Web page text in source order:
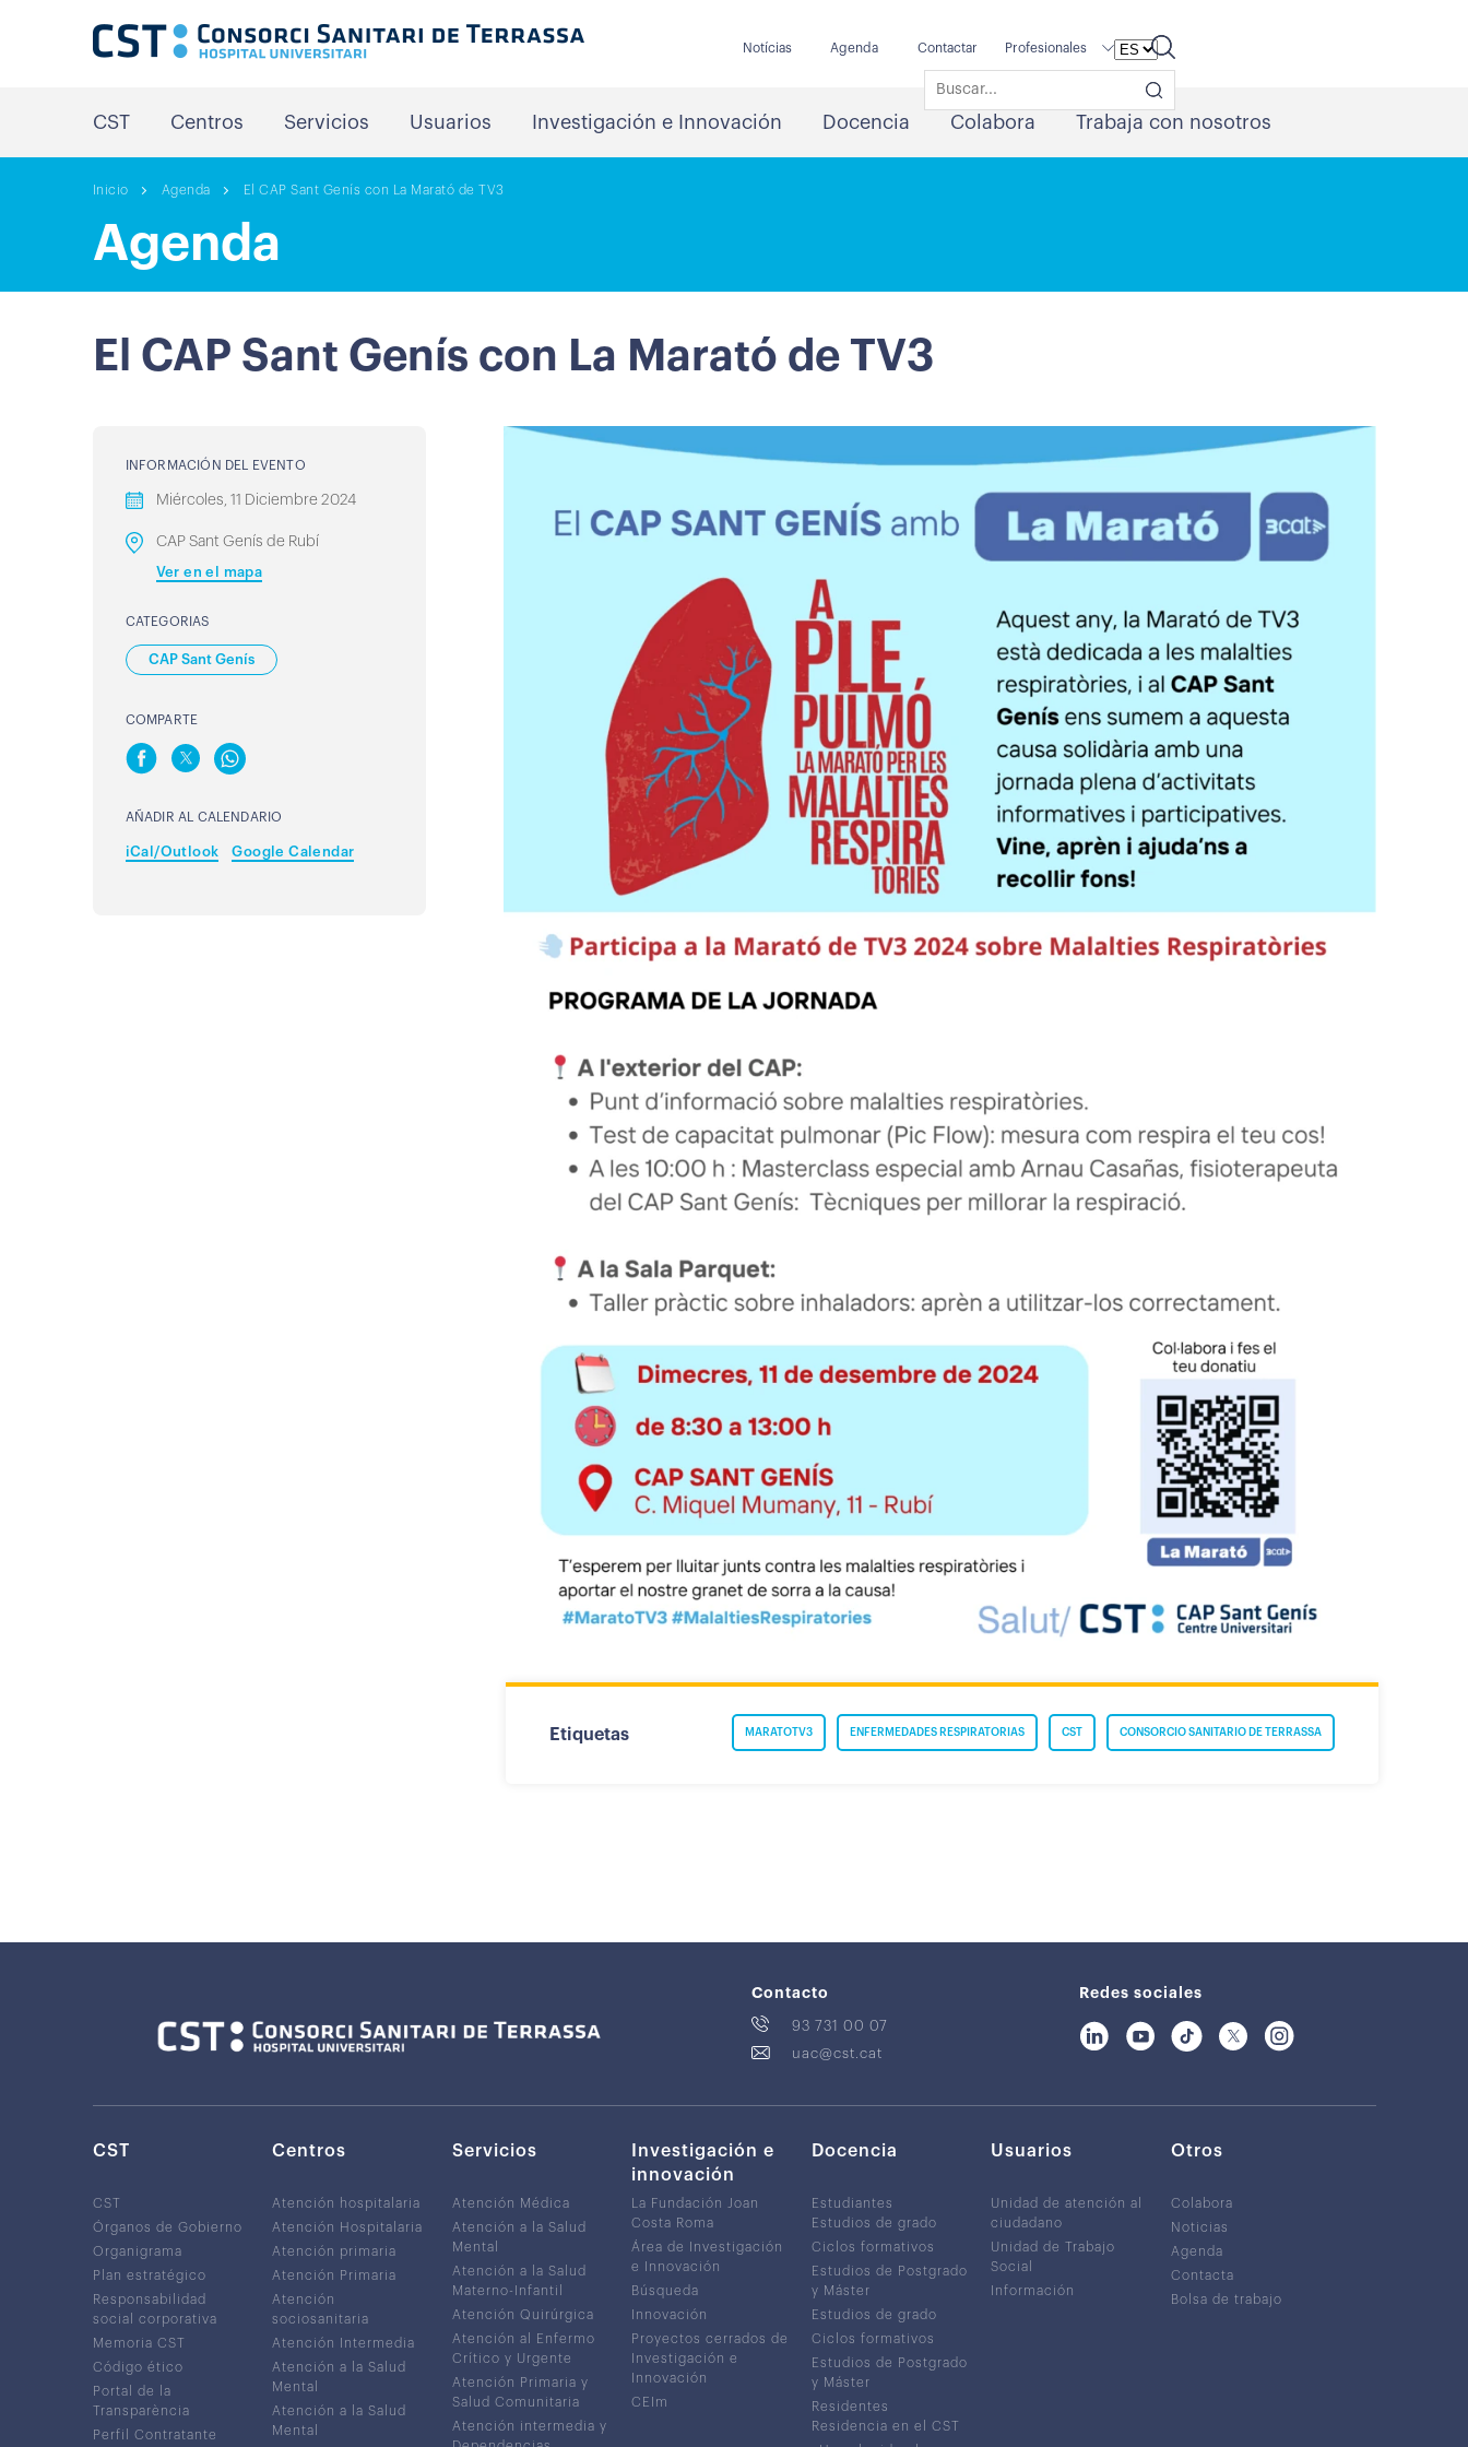
Notícias Agenda Contactar Profesionales
CST Centros Servicios Usuarios Investigación e Innovación Docencia Colabora Trabaja con nosotros
Inicio Agenda El CAP Sant Genís con La Marató de TV3
Agenda
El CAP Sant Genís con La Marató de TV3
INFORMACIÓN DEL EVENTO
Miércoles, 11 Diciembre 2024
CAP Sant Genís de Rubí
Ver en el mapa
CATEGORIAS
CAP Sant Genís
COMPARTE
AÑADIR AL CALENDARIO
iCal/Outlook Google Calendar
Etiquetas CONSORCIO SANITARIO DE TERRASSA
CST
ENFERMEDADES RESPIRATORIAS
MARATOTV3
Contacto
93 731 00 07
uac@cst.cat
Redes sociales
CST
CST
Órganos de Gobierno
Organigrama
Plan estratégico
Responsabilidad
social corporativa
Memoria CST
Código ético
Portal de la
Transparència
Perfil Contratante
Centros
Atención hospitalaria
Atención Hospitalaria
Atención primaria
Atención Primaria
Atención
sociosanitaria
Atención Intermedia
Atención a la Salud
Mental
Atención a la Salud
Mental
Servicios
Atención Médica
Atención a la Salud
Mental
Atención a la Salud
Materno-Infantil
Atención Quirúrgica
Atención al Enfermo
Crítico y Urgente
Atención Primaria y
Salud Comunitaria
Atención intermedia y
Investigación e
innovación
La Fundación Joan
Costa Roma
Área de Investigación
e Innovación
Búsqueda
Innovación
Proyectos cerrados de
Investigación e
Innovación
CEIm
Docencia
Estudiantes
Estudios de grado
Ciclos formativos
Estudios de Postgrado
y Máster
Estudios de grado
Ciclos formativos
Estudios de Postgrado
y Máster
Residentes
Residencia en el CST
Usuarios
Unidad de atención al
ciudadano
Unidad de Trabajo
Social
Información
Otros
Colabora
Noticias
Agenda
Contacta
Bolsa de trabajo